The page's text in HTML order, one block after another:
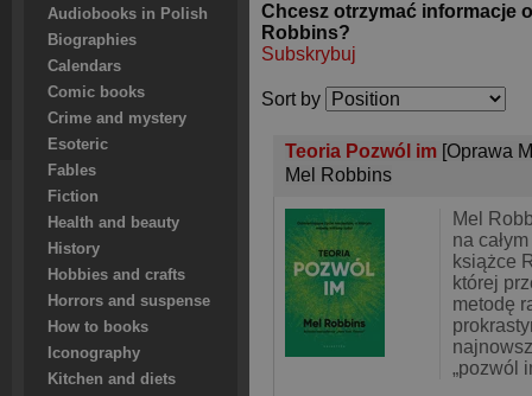
Audiobooks in Polish
Biographies
Calendars
Comic books
Crime and mystery
Esoteric
Fables
Fiction
Health and beauty
History
Hobbies and crafts
Horrors and suspense
How to books
Iconography
Kitchen and diets
Chcesz otrzymać informacje
Robbins?
Subskrybuj
Sort by
Teoria Pozwól im [Oprawa
Mel Robbins
Mel
na
książce
której
metodę
„pozwól